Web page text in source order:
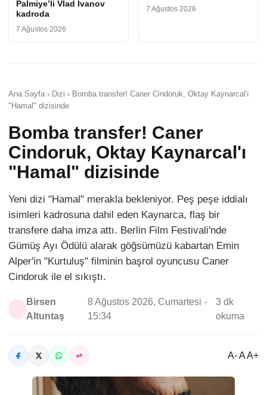
Palmiye’li Vlad Ivanov
kadroda
7 Ağustos 2026
7 Ağustos 2026
Ana Sayfa › Dizi › Bomba transfer! Caner Cindoruk, Oktay Kaynarcal'ı
"Hamal" dizisinde
Bomba transfer! Caner
Cindoruk, Oktay Kaynarcal'ı
"Hamal" dizisinde
Yeni dizi "Hamal" merakla bekleniyor. Peş peşe iddialı
isimleri kadrosuna dahil eden Kaynarca, flaş bir
transfere daha imza attı. Berlin Film Festivali'nde
Gümüş Ayı Ödülü alarak göğsümüzü kabartan Emin
Alper'in "Kurtuluş" filminin başrol oyuncusu Caner
Cindoruk ile el sıkıştı.
Birsen
Altuntaş
8 Ağustos 2026, Cumartesi -
15:34
3 dk
okuma
A- A A+